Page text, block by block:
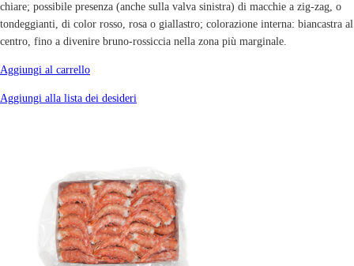
chiare; possibile presenza (anche sulla valva sinistra) di macchie a zig-zag, o
tondeggianti, di color rosso, rosa o giallastro; colorazione interna: biancastra al
centro, fino a divenire bruno-rossiccia nella zona più marginale.
Aggiungi al carrello
Aggiungi alla lista dei desideri